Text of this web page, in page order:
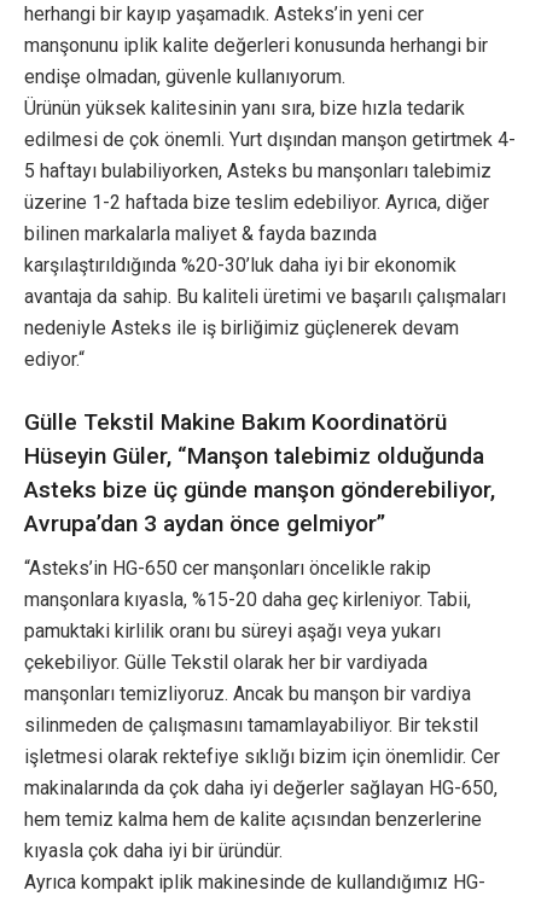
herhangi bir kayıp yaşamadık. Asteks’in yeni cer
manşonunu iplik kalite değerleri konusunda herhangi bir
endişe olmadan, güvenle kullanıyorum.
Ürünün yüksek kalitesinin yanı sıra, bize hızla tedarik
edilmesi de çok önemli. Yurt dışından manşon getirtmek 4-
5 haftayı bulabiliyorken, Asteks bu manşonları talebimiz
üzerine 1-2 haftada bize teslim edebiliyor. Ayrıca, diğer
bilinen markalarla maliyet & fayda bazında
karşılaştırıldığında %20-30’luk daha iyi bir ekonomik
avantaja da sahip. Bu kaliteli üretimi ve başarılı çalışmaları
nedeniyle Asteks ile iş birliğimiz güçlenerek devam
ediyor.“
Gülle Tekstil Makine Bakım Koordinatörü
Hüseyin Güler, “Manşon talebimiz olduğunda
Asteks bize üç günde manşon gönderebiliyor,
Avrupa’dan 3 aydan önce gelmiyor”
“Asteks’in HG-650 cer manşonları öncelikle rakip
manşonlara kıyasla, %15-20 daha geç kirleniyor. Tabii,
pamuktaki kirlilik oranı bu süreyi aşağı veya yukarı
çekebiliyor. Gülle Tekstil olarak her bir vardiyada
manşonları temizliyoruz. Ancak bu manşon bir vardiya
silinmeden de çalışmasını tamamlayabiliyor. Bir tekstil
işletmesi olarak rektefiye sıklığı bizim için önemlidir. Cer
makinalarında da çok daha iyi değerler sağlayan HG-650,
hem temiz kalma hem de kalite açısından benzerlerine
kıyasla çok daha iyi bir üründür.
Ayrıca kompakt iplik makinesinde de kullandığımız HG-